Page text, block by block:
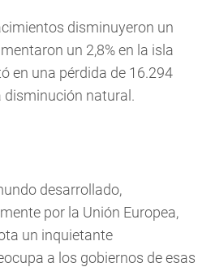
disminuyeron un
un 2,8% en la isla
en una pérdida de 16.294
disminución natural.
desarrollado,
por la Unión Europea,
un inquietante
a los gobiernos de esas